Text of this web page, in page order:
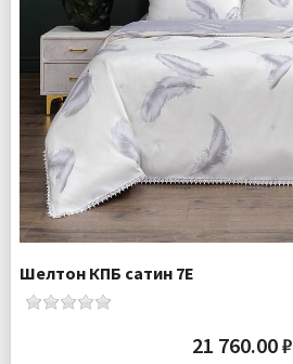
Шелтон КПБ сатин 7Е
21 760.00 ₽